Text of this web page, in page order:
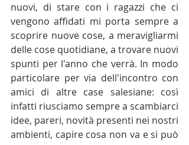
nuovi, di stare con i ragazzi che ci
vengono affidati mi porta sempre a
scoprire nuove cose, a meravigliarmi
delle cose quotidiane, a trovare nuovi
spunti per l'anno che verrà. In modo
particolare per via dell'incontro con
amici di altre case salesiane: così
infatti riusciamo sempre a scambiarci
idee, pareri, novità presenti nei nostri
ambienti, capire cosa non va e si può